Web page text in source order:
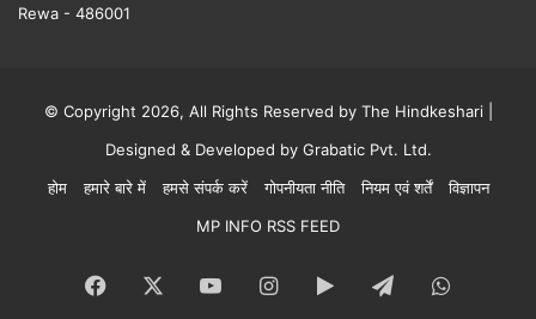
Rewa - 486001
© Copyright 2026, All Rights Reserved by The Hindkeshari |
Designed & Developed by Grabatic Pvt. Ltd.
होम
हमारे बारे में हमसे संपर्क करें गोपनीयता नीति नियम एवं शर्तें
विज्ञापन
MP INFO RSS FEED
Facebook YouTubeInstagram
Google Telegram